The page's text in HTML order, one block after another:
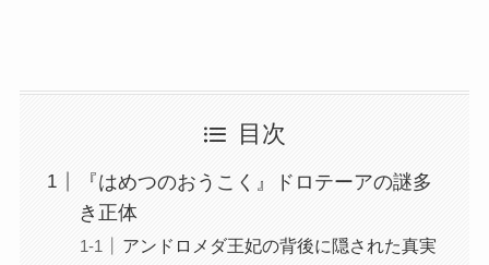
目次
『はめつのおうこく』ドロテーアの謎多
き正体
アンドロメダ王妃の背後に隠された真実